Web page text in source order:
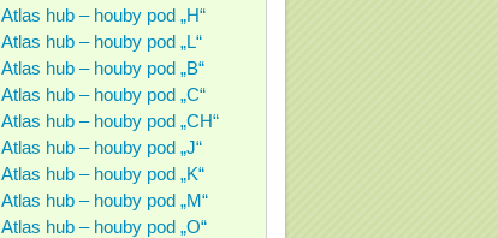
Atlas hub – houby pod „H“
Atlas hub – houby pod „L“
Atlas hub – houby pod „B“
Atlas hub – houby pod „C“
Atlas hub – houby pod „CH“
Atlas hub – houby pod „J“
Atlas hub – houby pod „K“
Atlas hub – houby pod „M“
Atlas hub – houby pod „O“